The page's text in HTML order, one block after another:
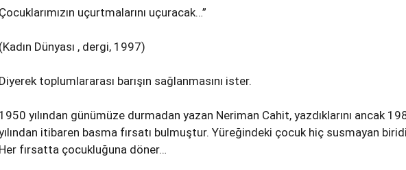
Çocuklarımızın uçurtmalarını uçuracak…”
(Kadın Dünyası , dergi, 1997)
Diyerek toplumlararası barışın sağlanmasını ister.
1950 yılından günümüze durmadan yazan Neriman Cahit, yazdıklarını ancak
itibaren basma fırsatı bulmuştur. Yüreğindeki çocuk hiç susmayan
Her fırsatta çocukluğuna döner…